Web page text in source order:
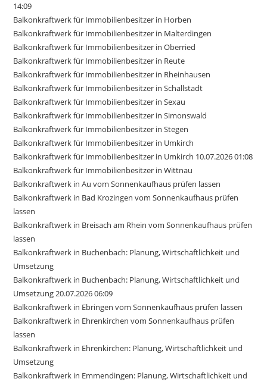
14:09
Balkonkraftwerk für Immobilienbesitzer in Horben
Balkonkraftwerk für Immobilienbesitzer in Malterdingen
Balkonkraftwerk für Immobilienbesitzer in Oberried
Balkonkraftwerk für Immobilienbesitzer in Reute
Balkonkraftwerk für Immobilienbesitzer in Rheinhausen
Balkonkraftwerk für Immobilienbesitzer in Schallstadt
Balkonkraftwerk für Immobilienbesitzer in Sexau
Balkonkraftwerk für Immobilienbesitzer in Simonswald
Balkonkraftwerk für Immobilienbesitzer in Stegen
Balkonkraftwerk für Immobilienbesitzer in Umkirch
Balkonkraftwerk für Immobilienbesitzer in Umkirch 10.07.2026 01:08
Balkonkraftwerk für Immobilienbesitzer in Wittnau
Balkonkraftwerk in Au vom Sonnenkaufhaus prüfen lassen
Balkonkraftwerk in Bad Krozingen vom Sonnenkaufhaus prüfen
lassen
Balkonkraftwerk in Breisach am Rhein vom Sonnenkaufhaus prüfen
lassen
Balkonkraftwerk in Buchenbach: Planung, Wirtschaftlichkeit und
Umsetzung
Balkonkraftwerk in Buchenbach: Planung, Wirtschaftlichkeit und
Umsetzung 20.07.2026 06:09
Balkonkraftwerk in Ebringen vom Sonnenkaufhaus prüfen lassen
Balkonkraftwerk in Ehrenkirchen vom Sonnenkaufhaus prüfen
lassen
Balkonkraftwerk in Ehrenkirchen: Planung, Wirtschaftlichkeit und
Umsetzung
Balkonkraftwerk in Emmendingen: Planung, Wirtschaftlichkeit und